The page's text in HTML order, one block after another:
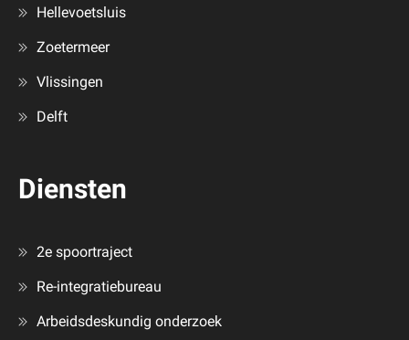
Hellevoetsluis
Zoetermeer
Vlissingen
Delft
Diensten
2e spoortraject
Re-integratiebureau
Arbeidsdeskundig onderzoek